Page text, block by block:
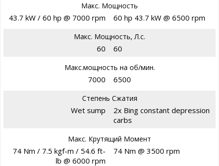
Макс. Мощность
43.7 kW / 60 hp @ 7000 rpm 60 hp 43.7 kW @ 6500 rpm
Макс. Мощность, Л.с.
60 60
Макс.мощность на об/мин.
7000 6500
Степень Сжатия
Wet sump
2x Bing constant depression
carbs
Макс. Крутящий Момент
74 Nm / 7.5 kgf-m / 54.6 ft-
lb @ 6000 rpm
74 Nm @ 3500 rpm